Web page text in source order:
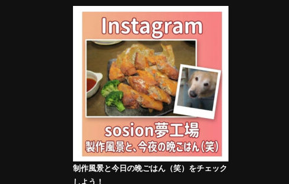
制作風景と今日の晩ごはん（笑）をチェック
しよう！